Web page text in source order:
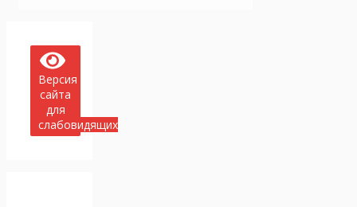
Версия
сайта
для
слабовидящих